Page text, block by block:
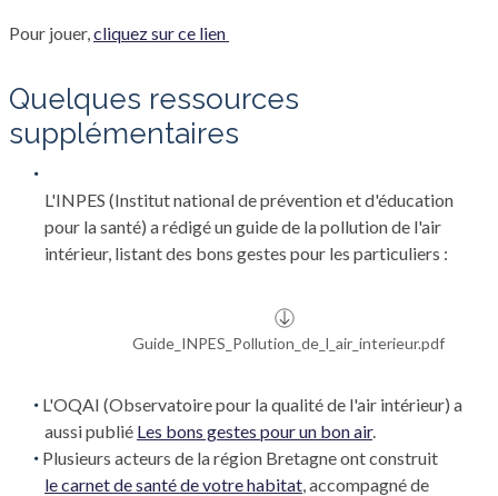
Pour jouer,cliquez sur ce lien
Quelques ressources
supplémentaires
L'INPES (Institut national de prévention et d'éducation
pour la santé) a rédigé un guide de la pollution de l'air
intérieur, listant des bons gestes pour les particuliers :
Guide_INPES_Pollution_de_l_air_interieur.pdf
L'OQAI (Observatoire pour la qualité de l'air intérieur) a
aussi publié Les bons gestes pour un bon air.
Plusieurs acteurs de la région Bretagne ont construit
le carnet de santé de votre habitat, accompagné de